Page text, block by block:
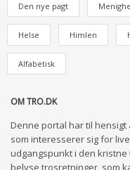
Den nye pagt
Helse Himlen
Alfabetisk
OM TRO.DK
Denne portal har til
som interesserer sig for
udgangspunkt i den
belyse trosretninger, som